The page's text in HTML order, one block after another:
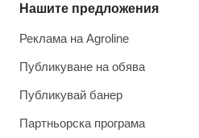
Нашите предложения
Реклама на Agroline
Публикуване на обява
Публикувай банер
Партньорска програма